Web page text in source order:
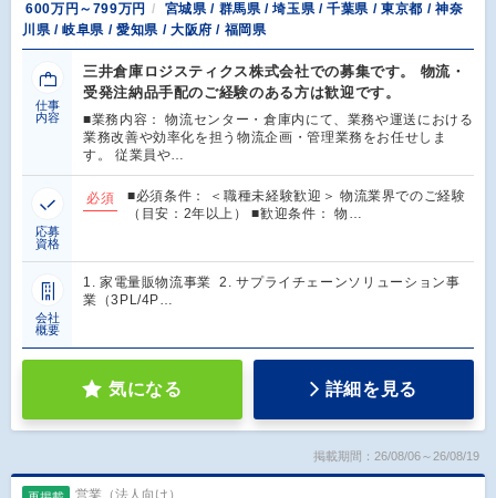
600万円～799万円
宮城県 / 群馬県 / 埼玉県 / 千葉県 / 東京都 / 神奈
川県 / 岐阜県 / 愛知県 / 大阪府 / 福岡県
仕事
内容
三井倉庫ロジスティクス株式会社での募集です。 物流・
受発注納品手配のご経験のある方は歓迎です。
■業務内容： 物流センター・倉庫内にて、業務や運送における
業務改善や効率化を担う物流企画・管理業務をお任せしま
す。 従業員や…
応募
資格
必須
■必須条件： ＜職種未経験歓迎＞ 物流業界でのご経験
（目安：2年以上） ■歓迎条件： 物…
会社
概要
1. 家電量販物流事業 2. サプライチェーンソリューション事
業（3PL/4P…
気になる 詳細を見る
掲載期間：26/08/06～26/08/19
営業（法人向け）